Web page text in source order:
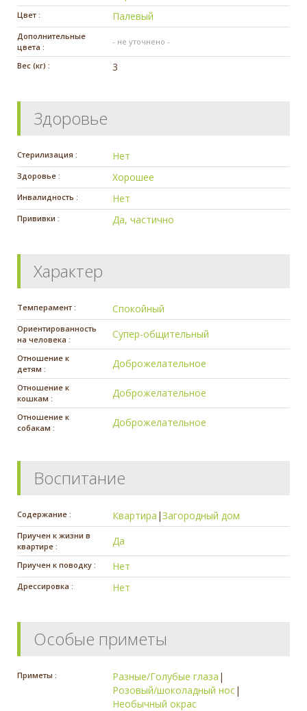
Цвет : Палевый
Дополнительные
цвета :
- не уточнено -
Вес (кг) : 3
Здоровье
Стерилизация : Нет
Здоровье : Хорошее
Инвалидность : Нет
Прививки : Да, частично
Характер
Темперамент : Спокойный
Ориентированность
на человека :
Супер-общительный
Отношение к
детям :
Доброжелательное
Отношение к
кошкам :
Доброжелательное
Отношение к
собакам :
Доброжелательное
Воспитание
Содержание : Квартира |Загородный дом
Приучен к жизни в
квартире :
Да
Приучен к поводку : Нет
Дрессировка : Нет
Особые приметы
Приметы : Разные/Голубые глаза |
Розовый/шоколадный нос|
Необычный окрас